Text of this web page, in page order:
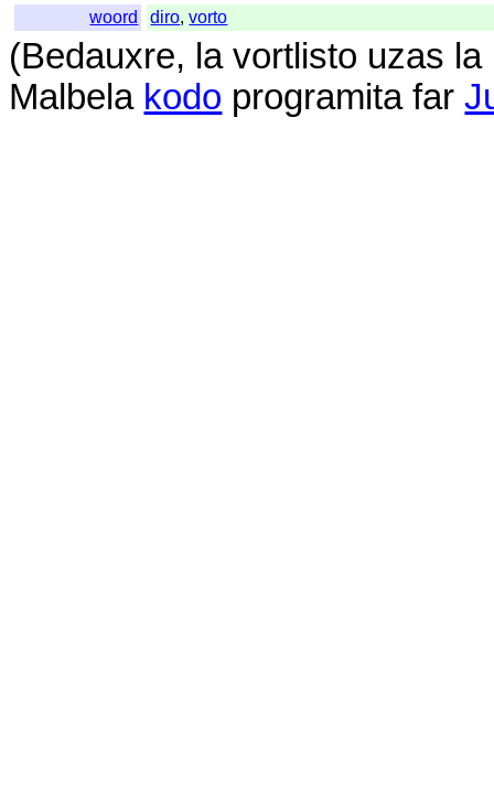
woord
diro,vorto
(Bedauxre, la vortlisto uzas la
Malbela kodo programita far